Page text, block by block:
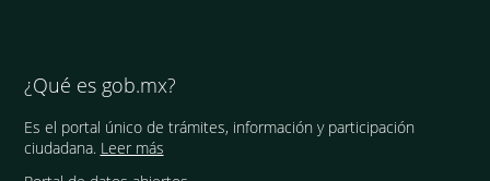
¿Qué es gob.mx?
Es el portal único de trámites, información y participación
ciudadana. Leer más